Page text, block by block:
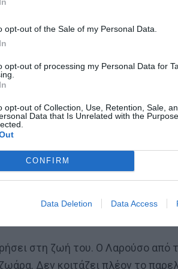
opt-out of the Sale of my Personal Data.
opt-out of processing my Personal Data for
opt-out of Collection, Use, Retention, Sale,
Data that Is Unrelated with the
CONFIRM
Data Deletion Data Access
Cobra Kai φάνηκε ότι
την ιστορία από μια άλλη
την ευκαιρία σε εμάς
να δούμε και τον Τζόνι.
χτύπημα στο πόδι, αλλά
χτύπημα και πήρε τον
να την στρώσει. Έστω και
στη ζωή του. Ο Λαρούσο από
Δεν κοιτάζει πλέον το